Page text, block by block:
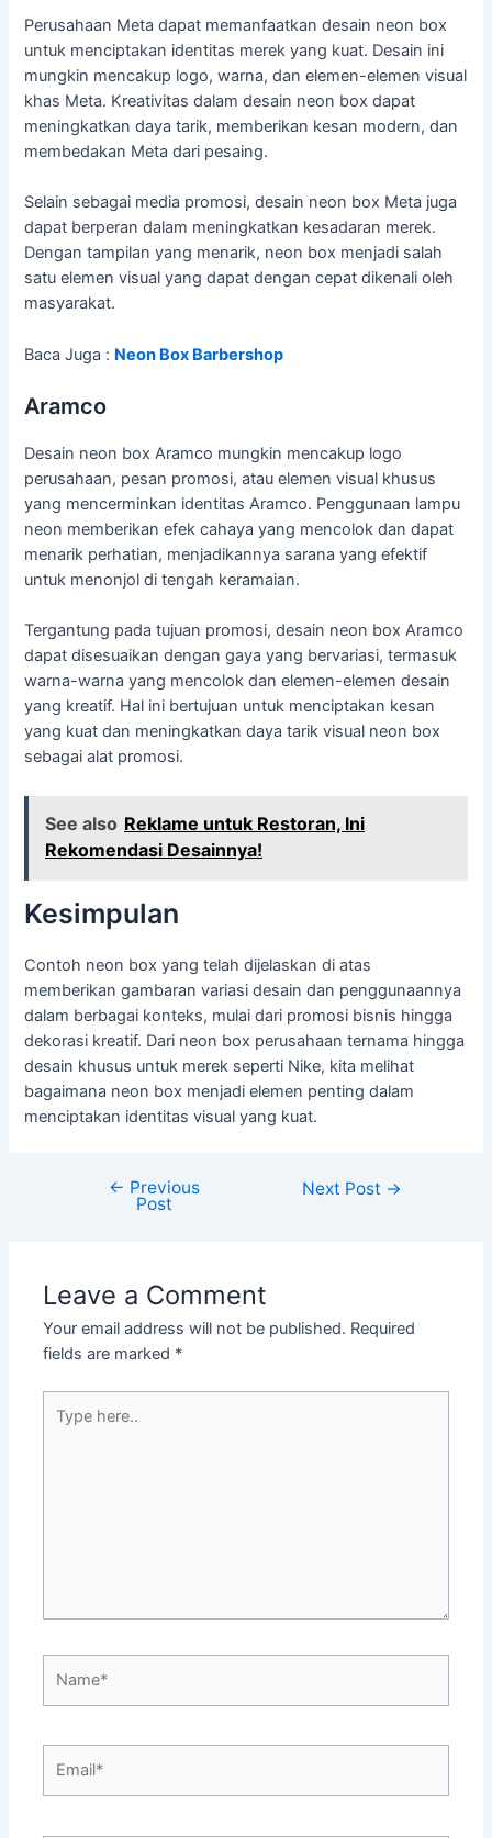
Perusahaan Meta dapat memanfaatkan desain neon box
untuk menciptakan identitas merek yang kuat. Desain ini
mungkin mencakup logo, warna, dan elemen-elemen visual
khas Meta. Kreativitas dalam desain neon box dapat
meningkatkan daya tarik, memberikan kesan modern, dan
membedakan Meta dari pesaing.
Selain sebagai media promosi, desain neon box Meta juga
dapat berperan dalam meningkatkan kesadaran merek.
Dengan tampilan yang menarik, neon box menjadi salah
satu elemen visual yang dapat dengan cepat dikenali oleh
masyarakat.
Baca Juga : Neon Box Barbershop
Aramco
Desain neon box Aramco mungkin mencakup logo
perusahaan, pesan promosi, atau elemen visual khusus
yang mencerminkan identitas Aramco. Penggunaan lampu
neon memberikan efek cahaya yang mencolok dan dapat
menarik perhatian, menjadikannya sarana yang efektif
untuk menonjol di tengah keramaian.
Tergantung pada tujuan promosi, desain neon box Aramco
dapat disesuaikan dengan gaya yang bervariasi, termasuk
warna-warna yang mencolok dan elemen-elemen desain
yang kreatif. Hal ini bertujuan untuk menciptakan kesan
yang kuat dan meningkatkan daya tarik visual neon box
sebagai alat promosi.
See also Reklame untuk Restoran, Ini
Rekomendasi Desainnya!
Kesimpulan
Contoh neon box yang telah dijelaskan di atas
memberikan gambaran variasi desain dan penggunaannya
dalam berbagai konteks, mulai dari promosi bisnis hingga
dekorasi kreatif. Dari neon box perusahaan ternama hingga
desain khusus untuk merek seperti Nike, kita melihat
bagaimana neon box menjadi elemen penting dalam
menciptakan identitas visual yang kuat.
← Previous
Post
Next Post →
Leave a Comment
Your email address will not be published. Required
fields are marked *
here..